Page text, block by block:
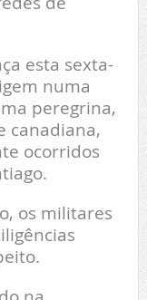
esta sexta-
numa
peregrina,
canadiana,
ocorridos
os militares